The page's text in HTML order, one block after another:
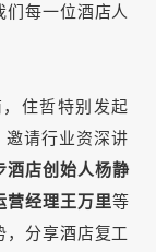
们每一位酒店人
住哲特别发起
邀请行业资深讲
酒店创始人杨静
营经理王万里等
，分享酒店复工